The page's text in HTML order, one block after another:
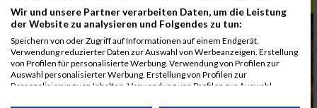
Wir und unsere Partner verarbeiten Daten, um die Leistung
der Website zu analysieren und Folgendes zu tun:
Speichern von oder Zugriff auf Informationen auf einem Endgerät.
Verwendung reduzierter Daten zur Auswahl von Werbeanzeigen. Erstellung
von Profilen für personalisierte Werbung. Verwendung von Profilen zur
Auswahl personalisierter Werbung. Erstellung von Profilen zur
Personalisierung von Inhalten. Verwendung von Profilen zur Auswahl